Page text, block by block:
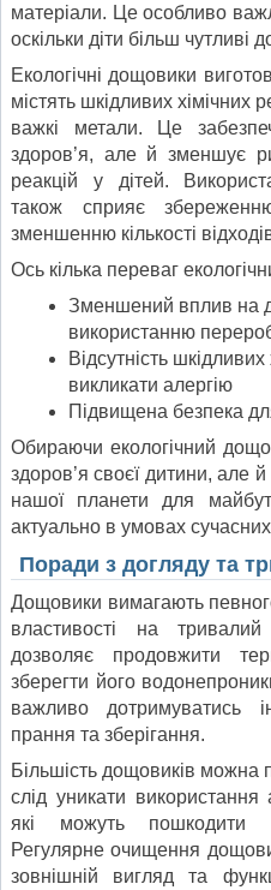
матеріали. Це особливо
оскільки діти більш чутливі
Екологічні дощовики
містять шкідливих хімічних
важкі метали. Це
здоров’я, але й зменшує
реакцій у дітей.
також сприяє
зменшенню кількості
Ось кілька переваг
Зменшений вплив на
використанню
Відсутність
викликати алергію
Підвищена безпека
Обираючи екологічний
здоров’я своєї дитини, але
нашої планети для
актуально в умовах сучасних
Поради з догляду та
Дощовики вимагають
властивості на
дозволяє продовжити
зберегти його
важливо дотримуватись
прання та зберігання.
Більшість дощовиків можна
слід уникати
які можуть пошкодити
Регулярне очищення
зовнішній вигляд та